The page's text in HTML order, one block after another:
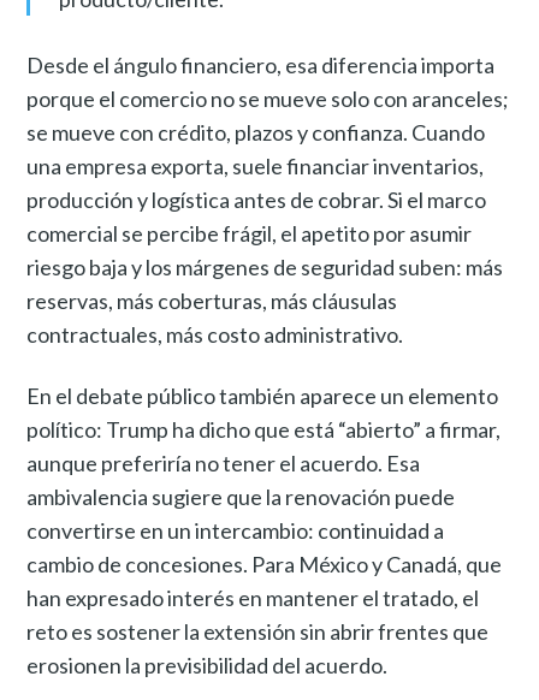
Desde el ángulo financiero, esa diferencia importa
porque el comercio no se mueve solo con aranceles;
se mueve con crédito, plazos y confianza. Cuando
una empresa exporta, suele financiar inventarios,
producción y logística antes de cobrar. Si el marco
comercial se percibe frágil, el apetito por asumir
riesgo baja y los márgenes de seguridad suben: más
reservas, más coberturas, más cláusulas
contractuales, más costo administrativo.
En el debate público también aparece un elemento
político: Trump ha dicho que está “abierto” a firmar,
aunque preferiría no tener el acuerdo. Esa
ambivalencia sugiere que la renovación puede
convertirse en un intercambio: continuidad a
cambio de concesiones. Para México y Canadá, que
han expresado interés en mantener el tratado, el
reto es sostener la extensión sin abrir frentes que
erosionen la previsibilidad del acuerdo.